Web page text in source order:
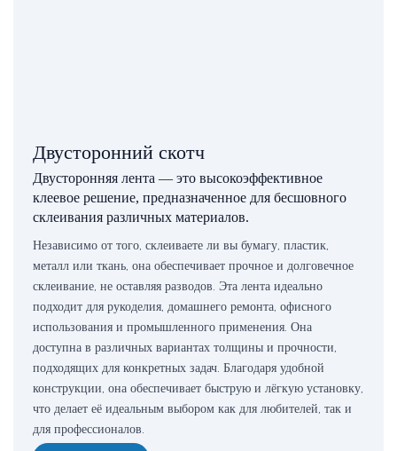
Двусторонний скотч
Двусторонняя лента — это высокоэффективное
клеевое решение, предназначенное для бесшовного
склеивания различных материалов.
Независимо от того, склеиваете ли вы бумагу, пластик,
металл или ткань, она обеспечивает прочное и долговечное
склеивание, не оставляя разводов. Эта лента идеально
подходит для рукоделия, домашнего ремонта, офисного
использования и промышленного применения. Она
доступна в различных вариантах толщины и прочности,
подходящих для конкретных задач. Благодаря удобной
конструкции, она обеспечивает быструю и лёгкую установку,
что делает её идеальным выбором как для любителей, так и
для профессионалов.